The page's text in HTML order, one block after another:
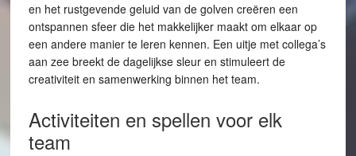
en het rustgevende geluid van de golven creëren een
ontspannen sfeer die het makkelijker maakt om elkaar op
een andere manier te leren kennen. Een uitje met collega’s
aan zee breekt de dagelijkse sleur en stimuleert de
creativiteit en samenwerking binnen het team.
Activiteiten en spellen voor elk
team